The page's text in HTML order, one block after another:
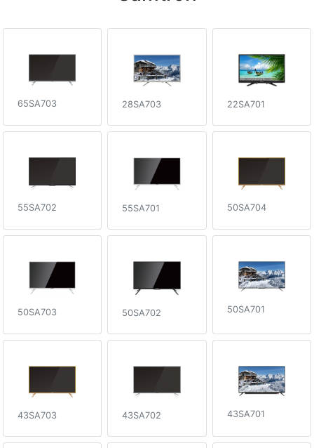
65SA703 28SA703 22SA701
55SA702 55SA701 50SA704
50SA703 50SA702 50SA701
43SA703 43SA702 43SA701